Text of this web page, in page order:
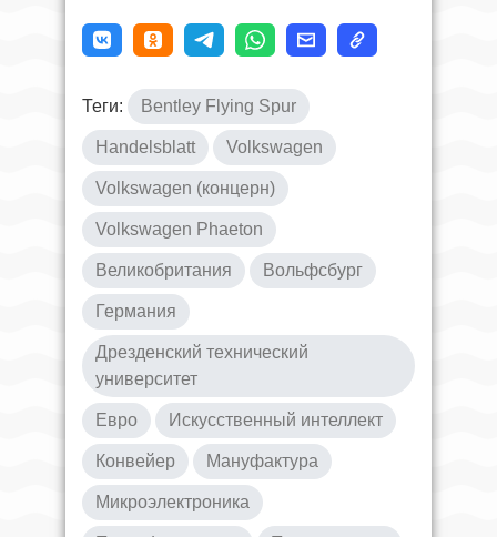
Теги: Bentley Flying Spur
Handelsblatt Volkswagen
Volkswagen (концерн)
Volkswagen Phaeton
Великобритания Вольфсбург
Германия
Дрезденский технический
университет
Евро Искусственный интеллект
Конвейер Мануфактура
Микроэлектроника